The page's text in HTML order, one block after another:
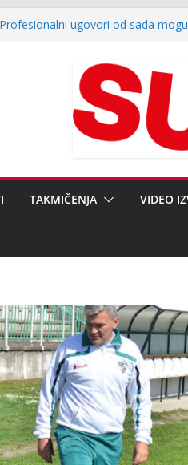
ugovori od sada
i ulaganja u
POVODOM REGIONALNOG
FSRZS NEBOJŠI
SEKRETARU DARKU
TAKMIČENJA VIDEO